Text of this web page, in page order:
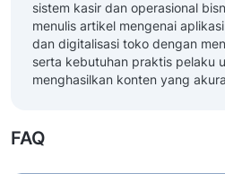
sistem kasir dan operasional
menulis artikel mengenai
dan digitalisasi toko dengan
serta kebutuhan praktis pelaku
menghasilkan konten yang
FAQ